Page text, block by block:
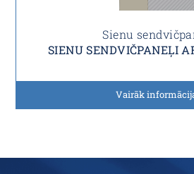
Sienu
SIENU SENDVIČPANEĻI
Vairāk